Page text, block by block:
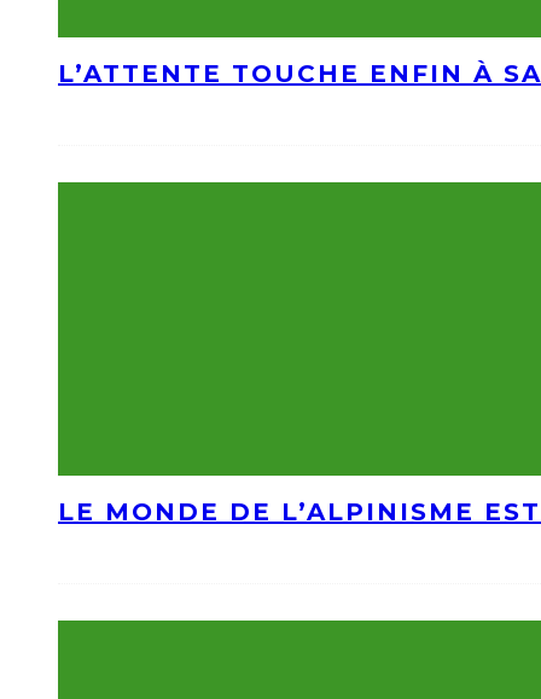
L’ATTENTE TOUCHE ENFIN À
LE MONDE DE L’ALPINISME